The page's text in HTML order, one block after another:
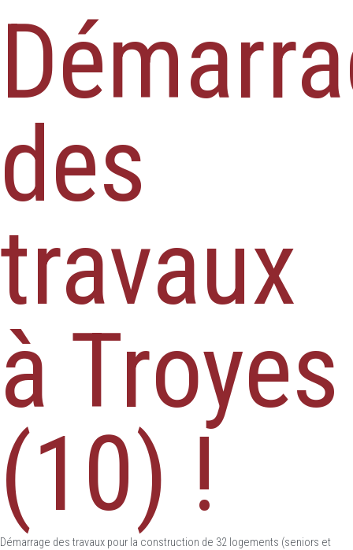
des
travaux
à Troyes
(10) !
Démarrage des travaux pour la construction de 32 logements (seniors et